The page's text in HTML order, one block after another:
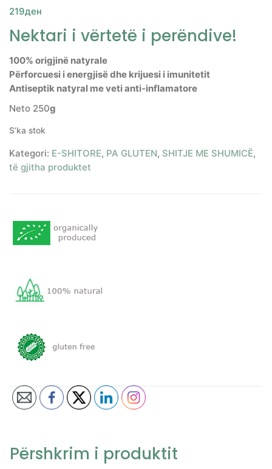
219ден
Nektari i vërtetë i perëndive!
100% origjinë natyrale
Përforcuesi i energjisë dhe krijuesi i imunitetit
Antiseptik natyral me veti anti-inflamatore
Neto 250g
S’ka stok
Kategori: E-SHITORE, PA GLUTEN, SHITJE ME SHUMICË,
të gjitha produktet
Përshkrim i produktit